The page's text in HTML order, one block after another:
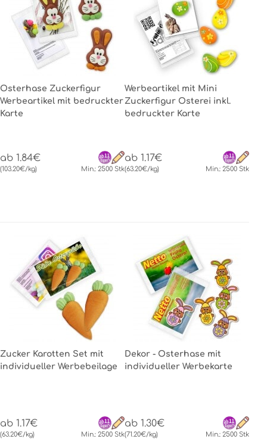
Osterhase Zuckerfigur
Werbeartikel mit bedruckter
Karte
ab 1.84€
(103.20€/kg) Min.: 2500 Stk
Werbeartikel mit Mini
Zuckerfigur Osterei inkl.
bedruckter Karte
ab 1.17€
(63.20€/kg) Min.: 2500 Stk
Zucker Karotten Set mit
individueller Werbebeilage
ab 1.17€
(63.20€/kg) Min.: 2500 Stk
Dekor - Osterhase mit
individueller Werbekarte
ab 1.30€
(71.20€/kg) Min.: 2500 Stk